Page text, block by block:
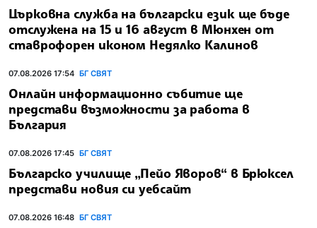
Църковна служба на български език ще бъде
отслужена на 15 и 16 август в Мюнхен от
ставрофорен иконом Недялко Калинов
07.08.2026 17:54 БГ СВЯТ
Онлайн информационно събитие ще
представи възможности за работа в
България
07.08.2026 17:45 БГ СВЯТ
Българско училище „Пейо Яворов“ в Брюксел
представи новия си уебсайт
07.08.2026 16:48 БГ СВЯТ